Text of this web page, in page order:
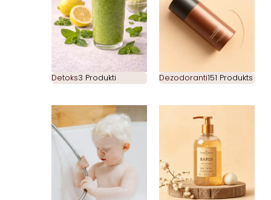
Detoks3 Produkti Dezodoranti151 Produkts